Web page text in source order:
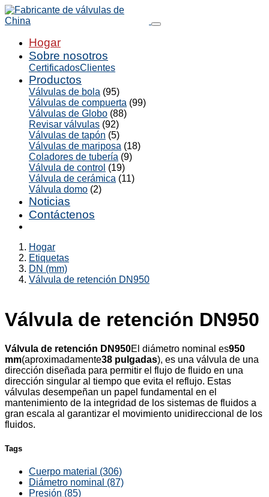
Hogar
Sobre nosotros
CertificadosClientes
Productos
Válvulas de bola (95)
Válvulas de compuerta (99)
Válvulas de Globo (88)
Revisar válvulas (92)
Válvulas de tapón (5)
Válvulas de mariposa (18)
Coladores de tubería (9)
Válvula de control (19)
Válvula de cerámica (11)
Válvula domo (2)
Noticias
Contáctenos
Hogar
Etiquetas
DN (mm)
Válvula de retención DN950
Válvula de retención DN950
Válvula de retención DN950El diámetro nominal es950
mm(aproximadamente38 pulgadas), es una válvula de una
dirección diseñada para permitir el flujo de fluido en una
dirección singular al tiempo que evita el reflujo. Estas
válvulas desempeñan un papel fundamental en el
mantenimiento de la integridad de los sistemas de fluidos a
gran escala al garantizar el movimiento unidireccional de los
fluidos.
Tags
Cuerpo material (306)
Diámetro nominal (87)
Presión (85)